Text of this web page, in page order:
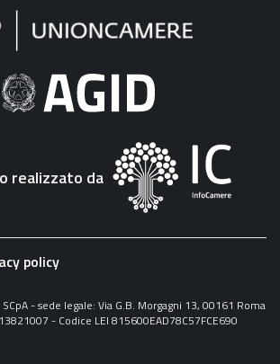
realizzato da
policy
- sede legale: Via G.B. Morgagni 13, 00161 Roma
- Codice LEI 815600EAD78C57FCE690